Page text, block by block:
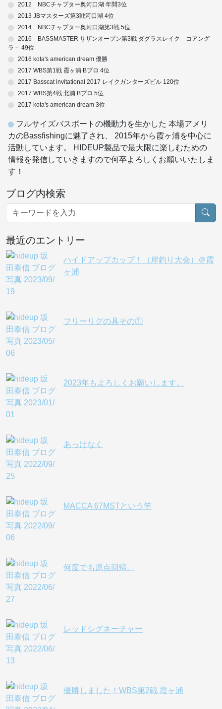
2012 NBCチャプター奥河口湖 年間3位
2013 JBマスターズ第3戦河口湖 4位
2014 NBCチャプター奥河口湖第3戦 5位
2016 BASSMASTER サザンオープン第3戦 ダグラスレイク コアング
ラ－ 49位
2016 kota's american dream 優勝
2017 WBS第1戦 霞ヶ浦 Bプロ 4位
2017 Basscat invitational 2017 レイクガンターズビル 120位
2017 WBS第4戦 北浦 Bプロ 5位
2017 kota's american dream 3位
フルサイズバスボートの機動力を生かした 本場アメリ
カのBassfishingに魅了され、 2015年から霞ヶ浦を中心に
活動しています。 HIDEUP製品で最大限に楽しむための
情報を発信していきますので何卒よろしくお願いいたしま
す！
ブログ内検索
最近のエントリー
ハイドアップカップ！（岸釣り大会）＠霞
ヶ浦
フリーリグの具その①
2023年もよろしくお願いします。
あっけなく
MACCA 67MSTという竿
何度でも原点回帰。
レッドシグネーチャー
優勝しました！WBS第2戦 霞ヶ浦